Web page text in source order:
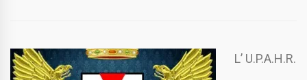
L’ U.P.A.H.R.